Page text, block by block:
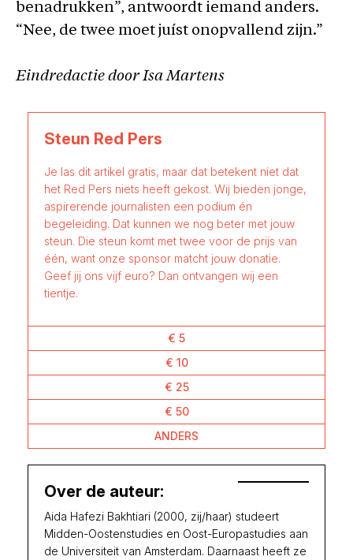
benadrukken”, antwoordt iemand anders.
“Nee, de twee moet juíst onopvallend zijn.”
Eindredactie door Isa Martens
Steun Red Pers
Je las dit artikel gratis, maar dat betekent niet dat
het Red Pers niets heeft gekost. Wij bieden jonge,
aspirerende journalisten een podium én
begeleiding. Dat kunnen we nog beter met jouw
steun. Die steun komt met twee voor de prijs van
één, want onze sponsor matcht jouw donatie.
Geef jij ons vijf euro? Dan ontvangen wij een
tientje.
€ 5
€ 10
€ 25
€ 50
ANDERS
Over de auteur:
Aida Hafezi Bakhtiari (2000, zij/haar) studeert
Midden-Oostenstudies en Oost-Europastudies aan
de Universiteit van Amsterdam. Daarnaast heeft ze